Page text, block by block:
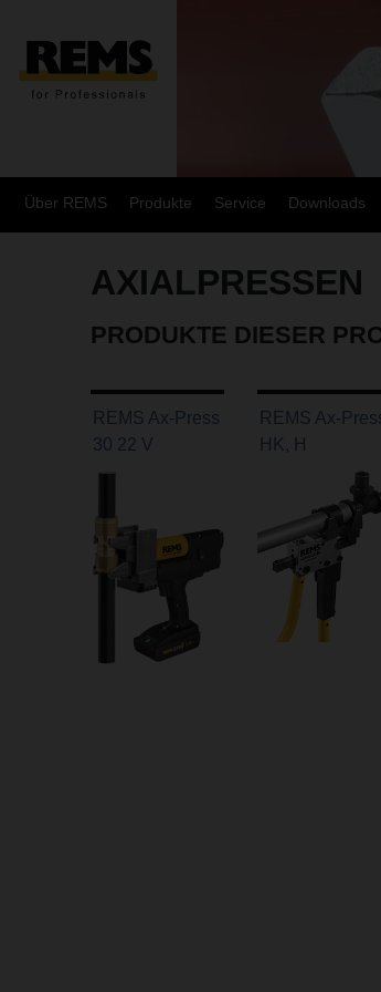
Über REMS Produkte Service Downloads
AXIALPRESSEN
PRODUKTE DIESER
REMS Ax-Press
30 22 V
REMS Ax-
HK, H